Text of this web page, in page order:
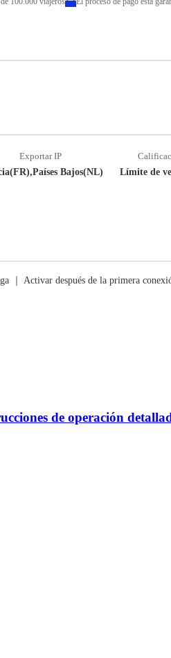
Exportar IP
Bajos(NL)
Límite de
｜ Activar después de la primera
de operación